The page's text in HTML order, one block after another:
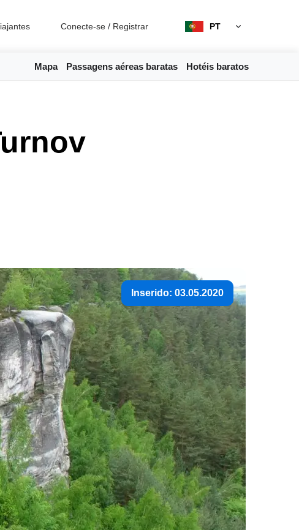
Conecte-se / Registrar PT
Mapa Passagens aéreas baratas Hotéis baratos
Inserido: 03.05.2020